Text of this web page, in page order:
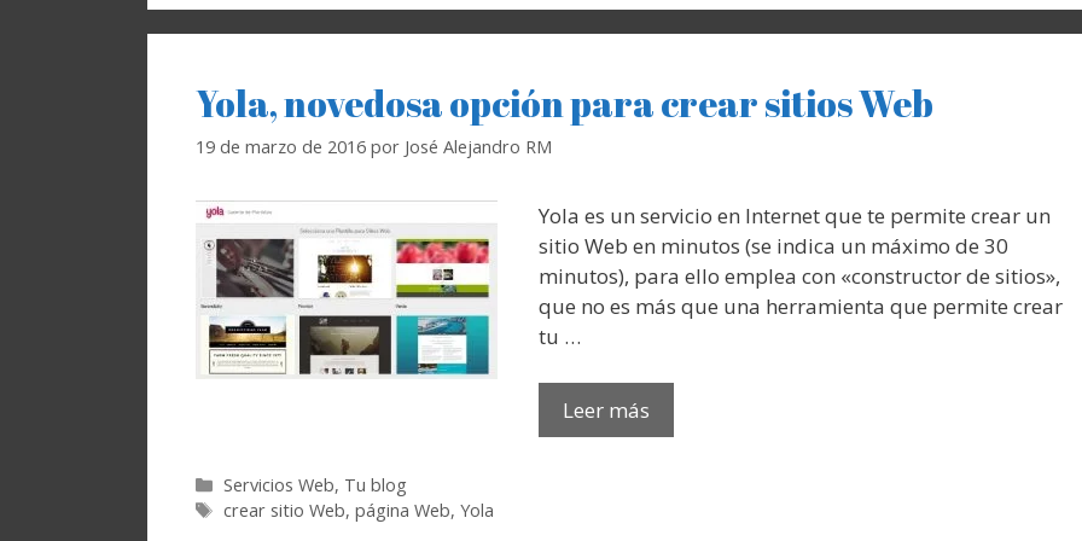
Yola, novedosa opción para crear sitios Web
19 de marzo de 2016 por José Alejandro RM
Yola es un servicio en Internet que te permite crear un
sitio Web en minutos (se indica un máximo de 30
minutos), para ello emplea con «constructor de sitios»,
que no es más que una herramienta que permite crear
tu …
Leer más
Categorías
Servicios Web, Tu blog
Etiquetas
crear sitio Web,página Web,Yola